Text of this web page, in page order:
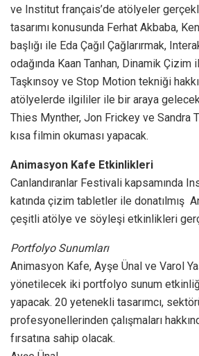
ve Institut français’de atölyeler
tasarımı konusunda Ferhat Akbaba,
başlığı ile Eda Çağıl Çağlarırmak,
odağında Kaan Tanhan, Dinamik
Taşkınsoy ve Stop Motion tekniği
atölyelerde ilgililer ile bir araya
Thies Mynther, Jon Frickey ve Sandra
kısa filmin okuması yapacak.
Animasyon Kafe Etkinlikleri
Canlandıranlar Festivali kapsamında
katında çizim tabletler ile donatılmış
çeşitli atölye ve söyleşi etkinlikleri
Portfolyo Sunumları
Animasyon Kafe, Ayşe Ünal ve Varol
yönetilecek iki portfolyo sunum
yapacak. 20 yetenekli tasarımcı,
profesyonellerinden çalışmaları
fırsatına sahip olacak.